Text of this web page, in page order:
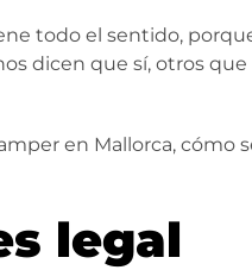
todo el sentido,
dicen que sí, otros que
en Mallorca,
legal